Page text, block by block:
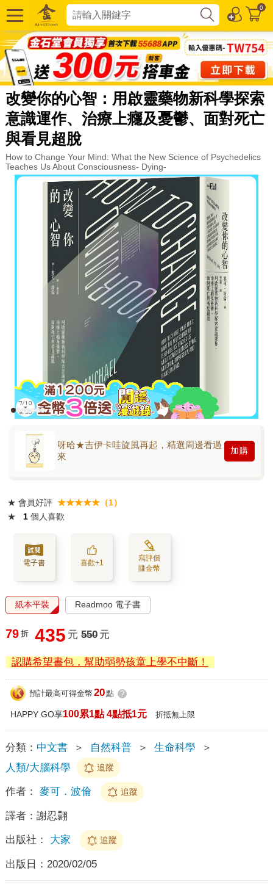
0
改變你的心智：用啟靈藥物新科學探索
意識運作、治療上癮及憂鬱、面對死亡
與看見超脫
How to Change Your Mind: What the New Science of Psychedelics
Teaches Us About Consciousness- Dying-
呀哈★吉伊卡哇旋風再起，精選周邊看過
來
加購
★ 會員好評 ★★★★★（1）
★
1 個人喜歡
電子書 喜歡+1
寫評價
賺金幣
紙本平裝 Readmoo 電子書
79 折 435 元 550 元
認購希望書包，幫助弱勢孩童上學不中斷！
預計最高可得金幣 20點 ?
HAPPY GO享100累1點 4點抵1元 折抵無上限
分類： 中文書 ＞ 自然科普 ＞ 生命科學
＞
人類/大腦科學
追蹤
作者： 麥可．波倫 追蹤
譯者： 謝忍翾
出版社： 大家 追蹤
出版日： 2020/02/05